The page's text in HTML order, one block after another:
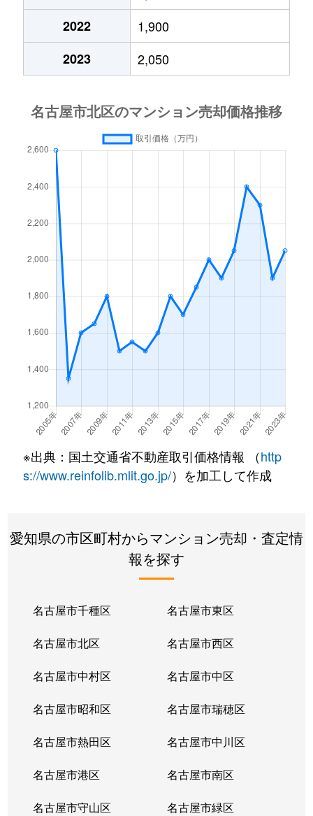
成願寺
1,600万円
新堀町
1,300万円
田幡
790万円 黒川(愛知)
徒歩2分
2,000万円 上飯田
天道町
天道町
徒歩16分
長喜町
徒歩14分
中切町
庄内通
徒歩25分
西味鋺
1,400万円 味鋺
西味鋺
600万円
鳩岡町
鳩岡町
1,700万円 黒川(愛知)
徒歩15分
鳩岡町
2,400万円 黒川(愛知)
徒歩14分
平安
2,200万円 平安通
徒歩0分
水草町
3,000万円 黒川(愛知)
徒歩13分
2,700万円
柳原
3,600万円 名城公園
山田
大曽根
山田
2,300万円 大曽根
山田
1,300万円 平安通
山田北町
1,800万円 上飯田
瑠璃光町
志賀本通
若葉通
3,600万円 志賀本通
2022
1,900
2023
2,050
※出典：国土交通省不動産取引価格情報 （http
s://www.reinfolib.mlit.go.jp/）を加工して作成
愛知県の市区町村からマンション売却・査定情
報を探す
名古屋市千種区 名古屋市東区
名古屋市北区 名古屋市西区
名古屋市中村区 名古屋市中区
名古屋市昭和区 名古屋市瑞穂区
名古屋市熱田区 名古屋市中川区
名古屋市港区 名古屋市南区
名古屋市守山区 名古屋市緑区